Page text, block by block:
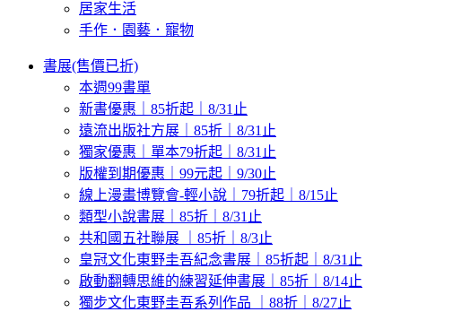
居家生活
手作．園藝．寵物
書展(售價已折)
本週99書單
新書優惠｜85折起｜8/31止
遠流出版社方展｜85折｜8/31止
獨家優惠｜單本79折起｜8/31止
版權到期優惠｜99元起｜9/30止
線上漫畫博覽會-輕小說｜79折起｜8/15止
類型小說書展｜85折｜8/31止
共和國五社聯展 ｜85折｜8/3止
皇冠文化東野圭吾紀念書展｜85折起｜8/31止
啟動翻轉思維的練習延伸書展｜85折｜8/14止
獨步文化東野圭吾系列作品 ｜88折｜8/27止